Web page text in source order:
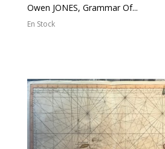
Owen JONES, Grammar Of...
En Stock